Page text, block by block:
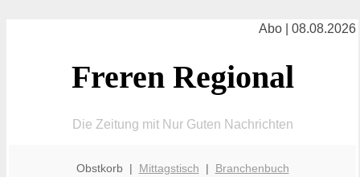
Abo | 08.08.2026
Freren Regional
Die Zeitung mit Nur Guten Nachrichten
Obstkorb | Mittagstisch | Branchenbuch